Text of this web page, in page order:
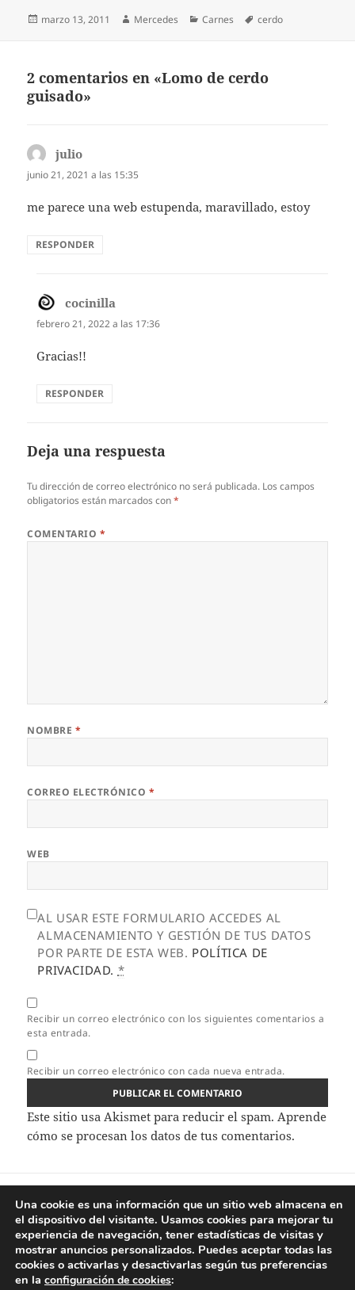
de…Publicado
marzo 13, 2011 Autor
Mercedes Categorías
Carnes Etiquetas
cerdo
2 comentarios en «Lomo de cerdo
guisado»
julio
junio 21, 2021 a las 15:35
me parece una web estupenda, maravillado, estoy
RESPONDER
cocinilla
febrero 21, 2022 a las 17:36
Gracias!!
RESPONDER
Deja una respuesta
Tu dirección de correo electrónico no será publicada. Los campos
obligatorios están marcados con*
COMENTARIO *
NOMBRE *
CORREO ELECTRÓNICO *
WEB
AL USAR ESTE FORMULARIO ACCEDES AL
ALMACENAMIENTO Y GESTIÓN DE TUS DATOS
POR PARTE DE ESTA WEB. POLÍTICA DE
PRIVACIDAD. *
Recibir un correo electrónico con los siguientes comentarios a
esta entrada.
Recibir un correo electrónico con cada nueva entrada.
Este sitio usa Akismet para reducir el spam.Aprende
cómo se procesan los datos de tus comentarios.
Navegación
entradas
Entrada
anterior:
Caballa al horno con ajos
SIGUIENTE
Entrada
Costillas de cerdo al horno
Una cookie es una información que un sitio web almacena en
el dispositivo del visitante. Usamos cookies para mejorar tu
experiencia de navegación, tener estadísticas de visitas y
mostrar anuncios personalizados. Puedes aceptar todas las
cookies o activarlas y desactivarlas según tus preferencias
en la configuración de cookies: